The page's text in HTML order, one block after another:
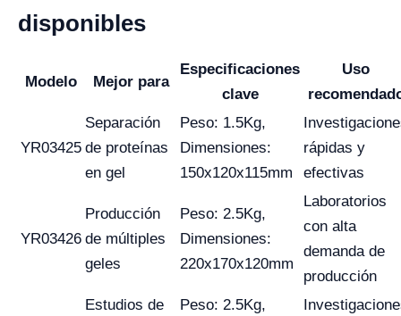
disponibles
Modelo Mejor para
Especificaciones
clave
Uso
YR03425
Separación
de proteínas
en gel
Peso: 1.5Kg,
Dimensiones:
150x120x115mm
rápidas y
efectivas
YR03426
Producción
de múltiples
geles
Peso: 2.5Kg,
Dimensiones:
220x170x120mm
Laboratorios
con alta
demanda de
producción
Estudios de
Peso: 2.5Kg,